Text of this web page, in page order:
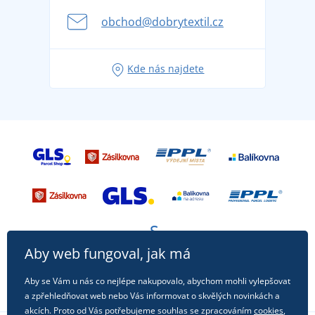
se na dovolenou bez starostí
Tipy na svěží outfity pro pohodové léto
obchod@dobrytextil.cz
Kde nás najdete
Aby web fungoval, jak má
Aby se Vám u nás co nejlépe nakupovalo, abychom mohli vylepšovat
a zpřehledňovat web nebo Vás informovat o skvělých novinkách a
akcích. Proto od Vás potřebujeme souhlas se zpracovánímcookies,